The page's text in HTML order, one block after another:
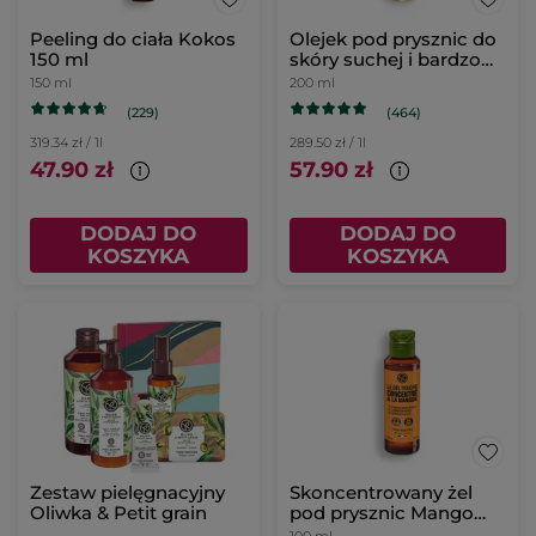
Peeling do ciała Kokos
150 ml
150 ml
(229)
319.34 zł / 1l
47.90 zł
DODAJ DO
KOSZYKA
Olejek pod prysznic do
skóry suchej i bardzo
suchej Karite bio &
Nagietek bio
200 ml
(464)
289.50 zł / 1l
57.90 zł
DODAJ DO
KOSZYKA
Zestaw pielęgnacyjny
Oliwka & Petit grain
Skoncentrowany żel
pod prysznic Mango